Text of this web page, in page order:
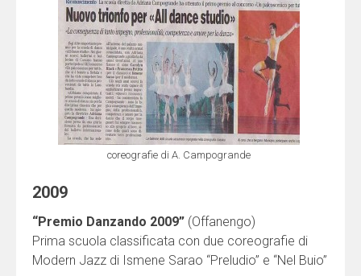
coreografie di A. Campogrande
2009
“Premio Danzando 2009” (Offanengo)
Prima scuola classificata con due coreografie di
Modern Jazz di Ismene Sarao “Preludio” e “Nel Buio”